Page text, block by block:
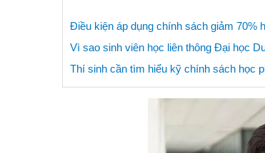
Điều kiện áp dụng chính sách giảm 70%
Vì sao sinh viên học liên thông Đại học
Thí sinh cần tìm hiểu kỹ chính sách học